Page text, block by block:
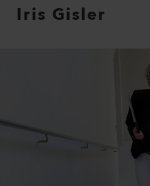
Iris Gisler